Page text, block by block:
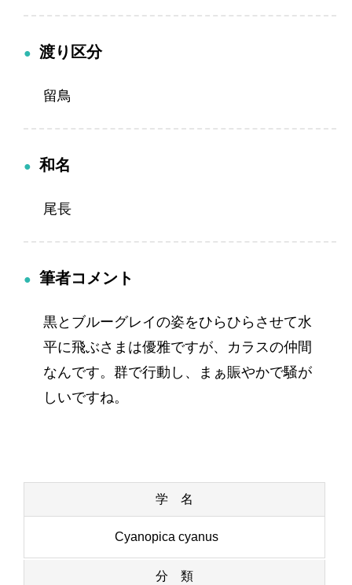
渡り区分
留鳥
和名
尾長
筆者コメント
黒とブルーグレイの姿をひらひらさせて水
平に飛ぶさまは優雅ですが、カラスの仲間
なんです。群で行動し、まぁ賑やかで騒が
しいですね。
学 名
Cyanopica cyanus
分 類